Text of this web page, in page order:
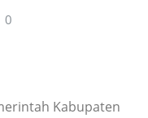
0
Kabupaten